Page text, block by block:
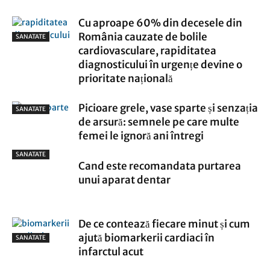
SANATATE
Cu aproape 60% din decesele din
România cauzate de bolile
cardiovasculare, rapiditatea
diagnosticului în urgențe devine o
prioritate națională
SANATATE
Picioare grele, vase sparte și senzația
de arsură: semnele pe care multe
femei le ignoră ani întregi
SANATATE
Cand este recomandata purtarea
unui aparat dentar
SANATATE
De ce contează fiecare minut și cum
ajută biomarkerii cardiaci în
infarctul acut